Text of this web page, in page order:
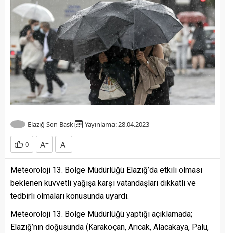
Elazığ Son Baskı Yayınlama: 28.04.2023
0 A+ A-
Meteoroloji 13. Bölge Müdürlüğü Elazığ’da etkili olması
beklenen kuvvetli yağışa karşı vatandaşları dikkatli ve
tedbirli olmaları konusunda uyardı.
Meteoroloji 13. Bölge Müdürlüğü yaptığı açıklamada;
Elazığ’nın doğusunda (Karakoçan, Arıcak, Alacakaya, Palu,